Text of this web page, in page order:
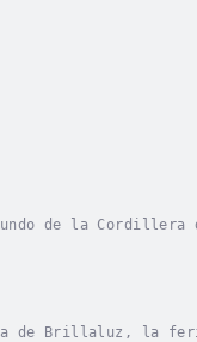
de la Cordillera
Brillaluz, la